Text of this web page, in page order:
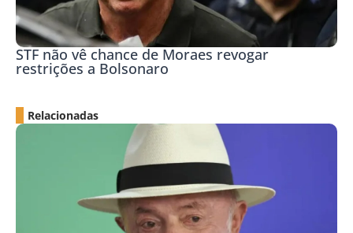
STF não vê chance de Moraes revogar
restrições a Bolsonaro
Relacionadas